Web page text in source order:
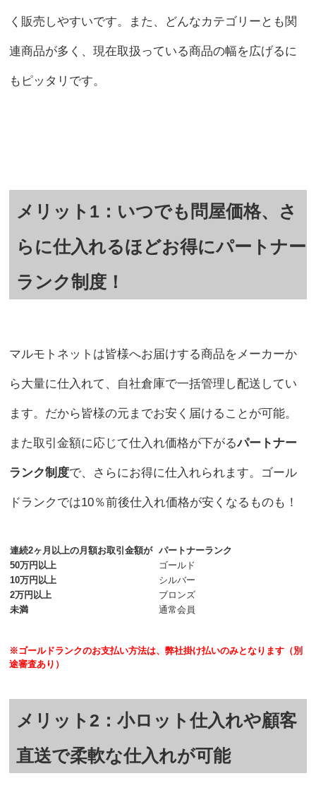
く販売しやすいです。また、どんなカテゴリーとも関
連商品が多く、現在取扱っている商品の幅を広げるに
もピッタリです。
メリット1：いつでも問屋価格、さ
らに仕入れるほどお得にパートナー
ランク制度！
マルモトネットは皆様へお届けする商品をメーカーか
ら大量に仕入れて、自社倉庫で一括管理し配送してい
ます。だから皆様の元までお安く届けることが可能。
また取引金額に応じて仕入れ価格が下がるパートナー
ランク制度で、さらにお得に仕入れられます。ゴール
ドランクでは10％前後仕入れ価格が安くなるものも！
連続2ヶ月以上の月額お取引金額が パートナーランク
50万円以上
ゴールド
10万円以上
シルバー
2万円以上
ブロンズ
未満
通常会員
※ゴールドランクのお支払い方法は、弊社掛け払いのみとなります（別
途審査あり）
メリット2：小ロット仕入れや顧客
直送で柔軟な仕入れが可能